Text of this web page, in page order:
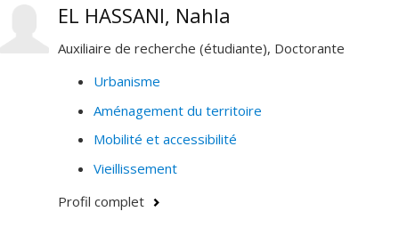
EL HASSANI, Nahla
Auxiliaire de recherche (étudiante), Doctorante
Urbanisme
Aménagement du territoire
Mobilité et accessibilité
Vieillissement
Profil complet